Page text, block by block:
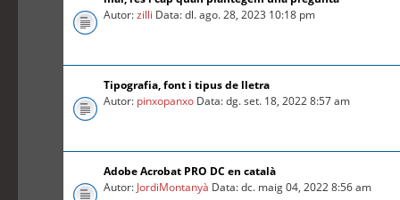
Autor:zilli Data: dl. ago. 28, 2023 10:18 pm
Tipografia, font i tipus de lletra
Autor: pinxopanxo Data: dg. set. 18, 2022 8:57 am
Adobe Acrobat PRO DC en català
Autor: JordiMontanyà Data: dc. maig 04, 2022 8:56 am